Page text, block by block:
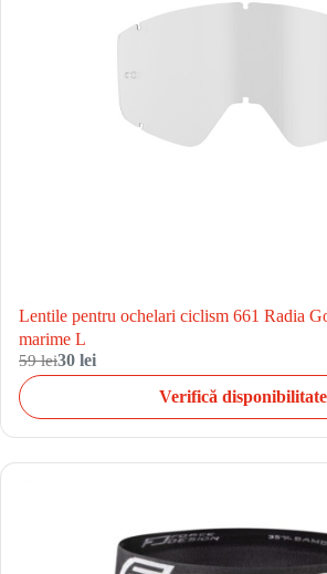
Lentile pentru ochelari ciclism 661 Radia
marime L
59 lei30 lei
Verifică